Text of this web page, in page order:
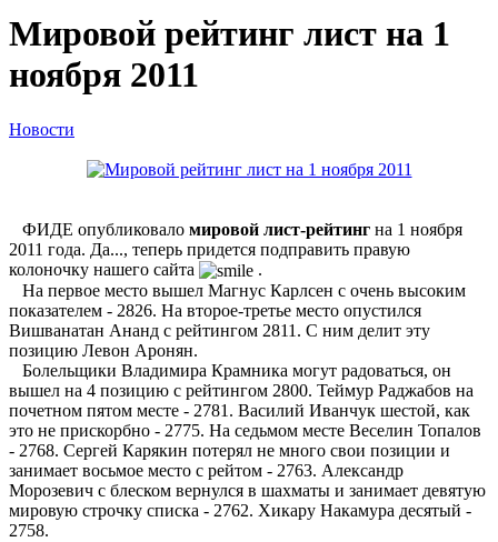
Мировой рейтинг лист на 1
ноября 2011
Новости
ФИДЕ опубликовало мировой лист-рейтинг на 1 ноября
2011 года. Да..., теперь придется подправить правую
колоночку нашего сайта
.
На первое место вышел Магнус Карлсен с очень высоким
показателем - 2826. На второе-третье место опустился
Вишванатан Ананд с рейтингом 2811. С ним делит эту
позицию Левон Аронян.
Болельщики Владимира Крамника могут радоваться, он
вышел на 4 позицию с рейтингом 2800. Теймур Раджабов на
почетном пятом месте - 2781. Василий Иванчук шестой, как
это не прискорбно - 2775. На седьмом месте Веселин Топалов
- 2768. Сергей Карякин потерял не много свои позиции и
занимает восьмое место с рейтом - 2763. Александр
Морозевич с блеском вернулся в шахматы и занимает девятую
мировую строчку списка - 2762. Хикару Накамура десятый -
2758.